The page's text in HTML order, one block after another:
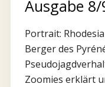
Ausgabe
Portrait:
Berger des
Zoomies erklärt